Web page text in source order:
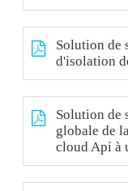
Solution de
d'isolation
Solution de
globale de
cloud Api à